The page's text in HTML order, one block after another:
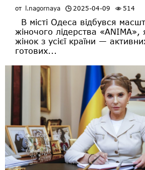
от l.nagornaya 2025-04-09 514
В місті Одеса відбувся
жіночого лідерства «ANIMA»,
жінок з усієї країни —
готових...